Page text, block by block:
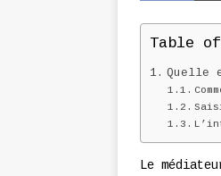
Table
Quelle
Le